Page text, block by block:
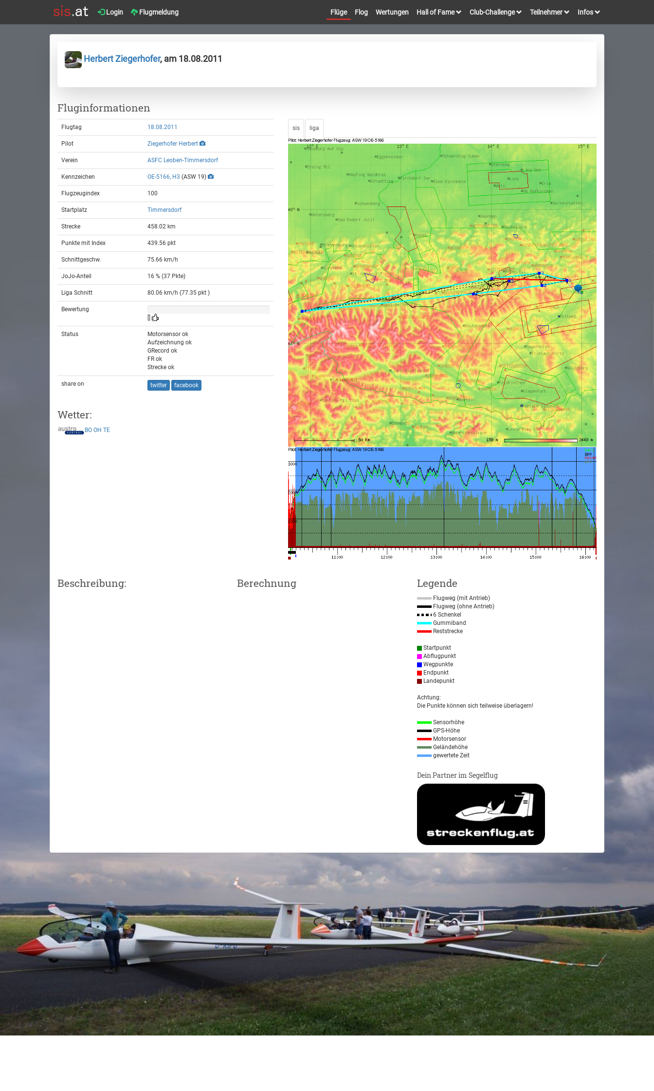
Login Flugmeldung Flüge Flog Wertungen Hall of Fame Club-Challenge Teilnehmer Infos
Herbert Ziegerhofer, am 18.08.2011
Fluginformationen
Flugtag 18.08.2011
Pilot Ziegerhofer Herbert
Verein ASFC Leoben-Timmersdorf
Kennzeichen OE-5166, H3 (ASW 19)
Flugzeugindex 100
Startplatz Timmersdorf
Strecke 458.02 km
Punkte mit Index 439.56 pkt
Schnittgeschw. 75.66 km/h
JoJo-Anteil 16 % (37 Pkte)
Liga Schnitt 80.06 km/h (77.35 pkt )
Bewertung
[]
Status
Motorsensor ok
Aufzeichnung ok
GRecord ok
FR ok
Strecke ok
share on twitter facebook
Wetter:
BO OH TE
sis liga
Beschreibung: Berechnung Legende
Flugweg (mit Antrieb)
Flugweg (ohne Antrieb)
6 Schenkel
Gummiband
Reststrecke
Startpunkt
Abflugpunkt
Wegpunkte
Endpunkt
Landepunkt
Achtung:
Die Punkte können sich teilweise überlagern!
Sensorhöhe
GPS-Höhe
Motorsensor
Geländehöhe
gewertete Zeit
Dein Partner im Segelflug